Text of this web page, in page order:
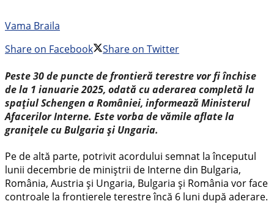
Vama Braila
Share on Facebook
Share on Twitter
Peste 30 de puncte de frontieră terestre vor fi închise
de la 1 ianuarie 2025, odată cu aderarea completă la
spațiul Schengen a României, informează Ministerul
Afacerilor Interne. Este vorba de vămile aflate la
granițele cu Bulgaria și Ungaria.
Pe de altă parte, potrivit acordului semnat la începutul
lunii decembrie de miniștrii de Interne din Bulgaria,
România, Austria și Ungaria, Bulgaria și România vor face
controale la frontierele terestre încă 6 luni după aderare.